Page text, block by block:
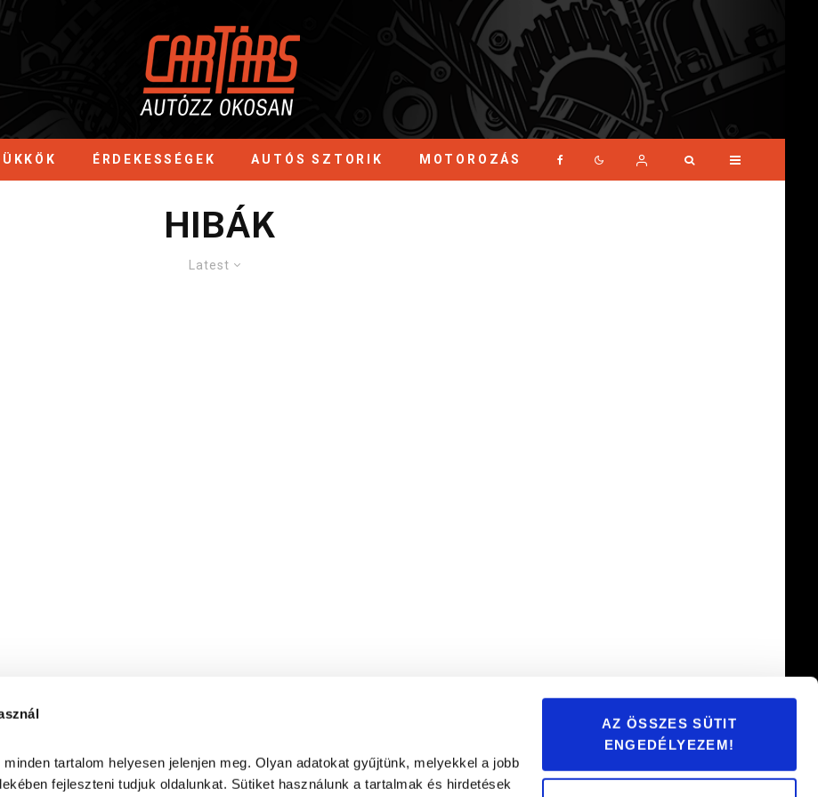
tartalom helyesen jelenjen meg. Olyan adatokat gyűjtünk, melyekkel a jobb
fejleszteni tudjuk oldalunkat. Sütiket használunk a tartalmak és hirdetések
AZ ÖSSZES SÜTIT
ENGEDÉLYEZEM!
ÉRDEKESSÉGEK AUTÓS SZTORIK MOTOROZÁS
HIBÁK
Latest